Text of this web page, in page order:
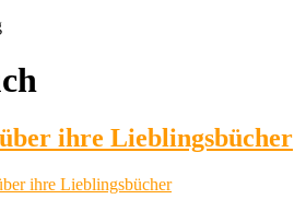
ihre Lieblingsbücher